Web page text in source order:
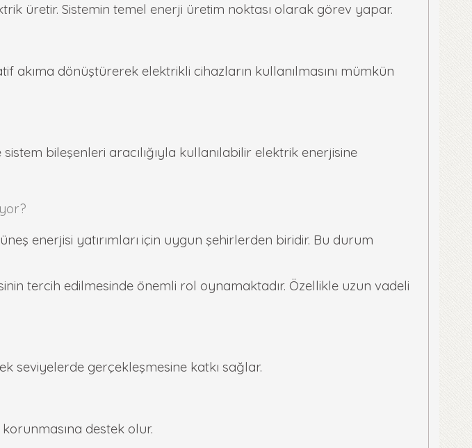
üretir. Sistemin temel enerji üretim noktası olarak görev yapar.
akıma dönüştürerek elektrikli cihazların kullanılmasını mümkün
bileşenleri aracılığıyla kullanılabilir elektrik enerjisine
enerjisi yatırımları için uygun şehirlerden biridir. Bu durum
tercih edilmesinde önemli rol oynamaktadır. Özellikle uzun vadeli
seviyelerde gerçekleşmesine katkı sağlar.
destek olur.